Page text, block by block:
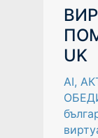
UK
AI,
НА
BG
LIFE
UK